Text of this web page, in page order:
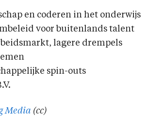
en coderen in het onderwijs
voor buitenlands talent
lagere drempels
spin-outs
Media (cc)